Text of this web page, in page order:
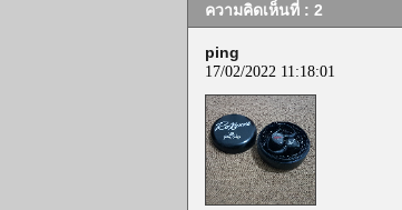
ความคิดเห็นที่ : 2
ping
17/02/2022 11:18:01